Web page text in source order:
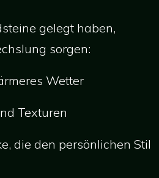
gelegt haben,
sorgen:
Wetter
Texturen
die den persönlichen Stil